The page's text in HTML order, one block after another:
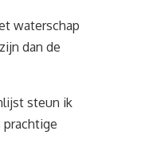
waterschap
dan de
steun ik